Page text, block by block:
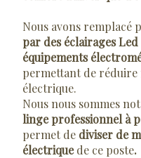
Nous avons remplacé
par des éclairages Led
équipements
permettant de
électrique.
Nous nous sommes
linge professionnel à
permet de diviser de
électriquede ce poste.